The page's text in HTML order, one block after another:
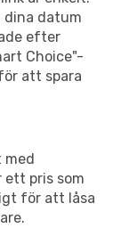
dina datum
efter
Choice"-
att spara
med
pris som
för att låsa